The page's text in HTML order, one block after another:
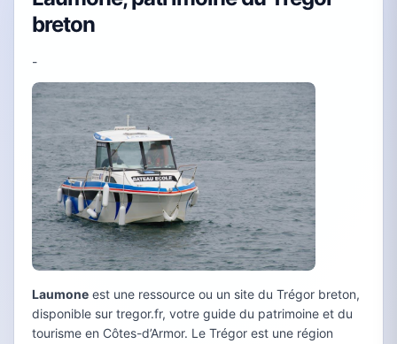
breton
-
Laumone est une ressource ou un site du Trégor breton,
disponible sur tregor.fr, votre guide du patrimoine et du
tourisme en Côtes-d’Armor. Le Trégor est une région